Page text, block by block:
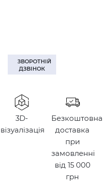
ЗВОРОТНІЙ
ДЗВІНОК
3D-
візуалізація
Безкоштовна
доставка
при
замовленні
від 15 000
грн